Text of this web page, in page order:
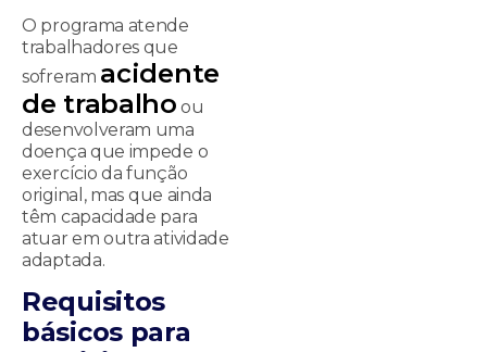
O programa atende
trabalhadores que
sofreram acidente
de trabalho ou
desenvolveram uma
doença que impede o
exercício da função
original, mas que ainda
têm capacidade para
atuar em outra atividade
adaptada.
Requisitos
básicos para